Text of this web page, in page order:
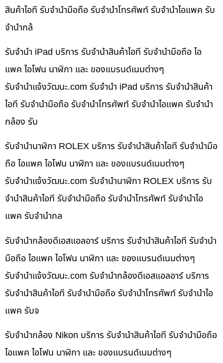
สินค้าไอที รับจำนำมือถือ รับจำนำโทรศัพท์ รับจำนำไอแพค รับ
จำนำกล้
รับจำนำ iPad บริการ รับจำนำสินค้าไอที รับจำนำมือถือ ไอ
แพค ไอโฟน นาฬิกา และ ของแบรนด์เนมต่างๆ
รับจํานําแจ้งวัฒนะ.com รับจำนำ iPad บริการ รับจำนำสินค้า
ไอที รับจำนำมือถือ รับจำนำโทรศัพท์ รับจำนำไอแพค รับจำนำ
กล้อง รับ
รับจำนำนาฬิกา ROLEX บริการ รับจำนำสินค้าไอที รับจำนำมือ
ถือ ไอแพค ไอโฟน นาฬิกา และ ของแบรนด์เนมต่างๆ
รับจํานําแจ้งวัฒนะ.com รับจำนำนาฬิกา ROLEX บริการ รับ
จำนำสินค้าไอที รับจำนำมือถือ รับจำนำโทรศัพท์ รับจำนำไอ
แพค รับจำนำกล
รับจำนำกล้องดีเอสแอลอาร์ บริการ รับจำนำสินค้าไอที รับจำนำ
มือถือ ไอแพค ไอโฟน นาฬิกา และ ของแบรนด์เนมต่างๆ
รับจํานําแจ้งวัฒนะ.com รับจำนำกล้องดีเอสแอลอาร์ บริการ
รับจำนำสินค้าไอที รับจำนำมือถือ รับจำนำโทรศัพท์ รับจำนำไอ
แพค รับจ
รับจำนำกล้อง Nikon บริการ รับจำนำสินค้าไอที รับจำนำมือถือ
ไอแพค ไอโฟน นาฬิกา และ ของแบรนด์เนมต่างๆ